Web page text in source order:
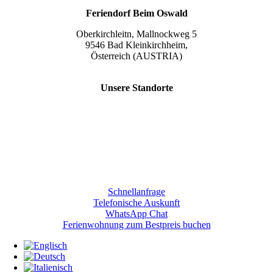
Feriendorf Beim Oswald
Oberkirchleitn, Mallnockweg 5
9546 Bad Kleinkirchheim,
Österreich (AUSTRIA)
Unsere Standorte
Schnellanfrage
Telefonische Auskunft
WhatsApp Chat
Ferienwohnung zum Bestpreis buchen